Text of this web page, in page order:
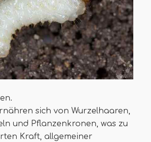
sich von Wurzelhaaren,
und Pflanzenkronen, was zu
Kraft, allgemeiner